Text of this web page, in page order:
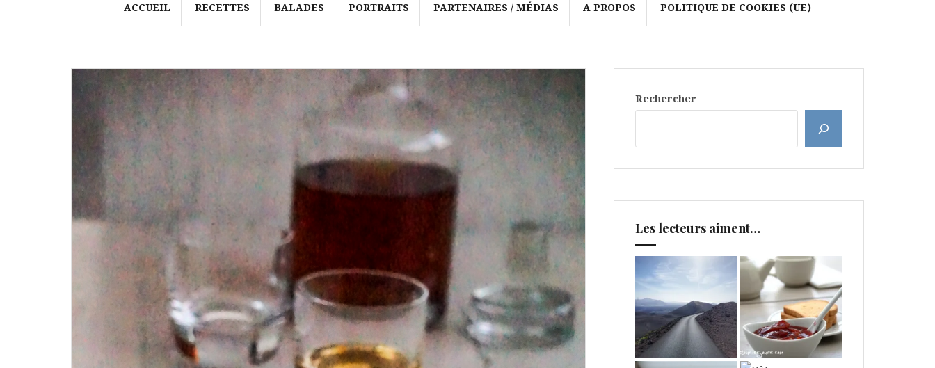
ACCUEIL RECETTES BALADES PORTRAITS PARTENAIRES / MÉDIAS A PROPOS POLITIQUE DE COOKIES (UE)
Rechercher
Les lecteurs aiment…